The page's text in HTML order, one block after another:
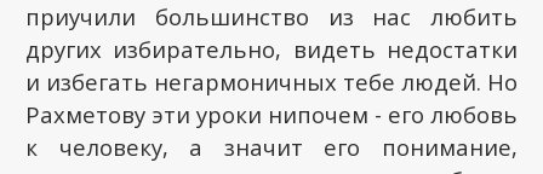
приучили большинство из нас любить
других избирательно, видеть недостатки
и избегать негармоничных тебе людей. Но
Рахметову эти уроки нипочем - его любовь
к человеку, а значит его понимание,